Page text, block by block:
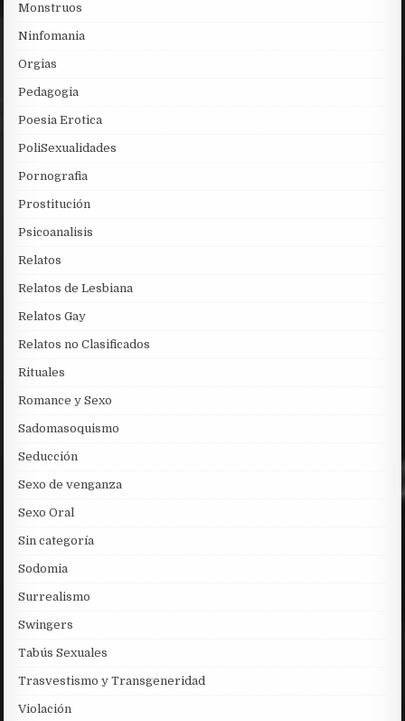
Monstruos
Ninfomania
Orgias
Pedagogia
Poesia Erotica
PoliSexualidades
Pornografia
Prostitución
Psicoanalisis
Relatos
Relatos de Lesbiana
Relatos Gay
Relatos no Clasificados
Rituales
Romance y Sexo
Sadomasoquismo
Seducción
Sexo de venganza
Sexo Oral
Sin categoría
Sodomia
Surrealismo
Swingers
Tabús Sexuales
Trasvestismo y Transgeneridad
Violación